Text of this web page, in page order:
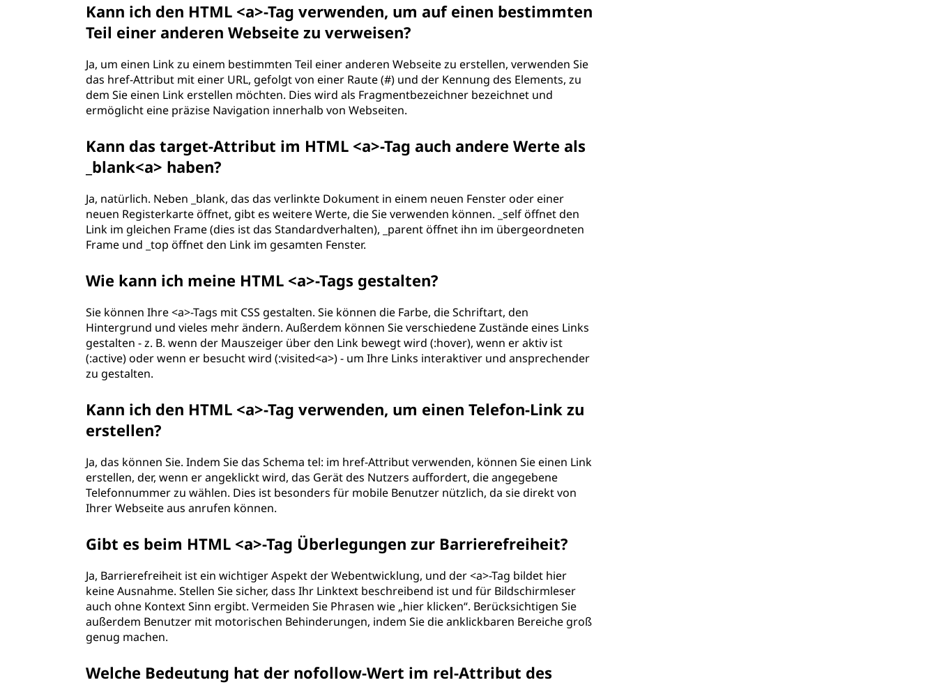
Kann ich den HTML <a>-Tag verwenden, um auf einen bestimmten
Teil einer anderen Webseite zu verweisen?
Ja, um einen Link zu einem bestimmten Teil einer anderen Webseite zu erstellen, verwenden Sie
das href-Attribut mit einer URL, gefolgt von einer Raute (#) und der Kennung des Elements, zu
dem Sie einen Link erstellen möchten. Dies wird als Fragmentbezeichner bezeichnet und
ermöglicht eine präzise Navigation innerhalb von Webseiten.
Kann das target-Attribut im HTML <a>-Tag auch andere Werte als
_blank<a> haben?
Ja, natürlich. Neben _blank, das das verlinkte Dokument in einem neuen Fenster oder einer
neuen Registerkarte öffnet, gibt es weitere Werte, die Sie verwenden können. _self öffnet den
Link im gleichen Frame (dies ist das Standardverhalten), _parent öffnet ihn im übergeordneten
Frame und _top öffnet den Link im gesamten Fenster.
Wie kann ich meine HTML <a>-Tags gestalten?
Sie können Ihre <a>-Tags mit CSS gestalten. Sie können die Farbe, die Schriftart, den
Hintergrund und vieles mehr ändern. Außerdem können Sie verschiedene Zustände eines Links
gestalten - z. B. wenn der Mauszeiger über den Link bewegt wird (:hover), wenn er aktiv ist
(:active) oder wenn er besucht wird (:visited<a>) - um Ihre Links interaktiver und ansprechender
zu gestalten.
Kann ich den HTML <a>-Tag verwenden, um einen Telefon-Link zu
erstellen?
Ja, das können Sie. Indem Sie das Schema tel: im href-Attribut verwenden, können Sie einen Link
erstellen, der, wenn er angeklickt wird, das Gerät des Nutzers auffordert, die angegebene
Telefonnummer zu wählen. Dies ist besonders für mobile Benutzer nützlich, da sie direkt von
Ihrer Webseite aus anrufen können.
Gibt es beim HTML <a>-Tag Überlegungen zur Barrierefreiheit?
Ja, Barrierefreiheit ist ein wichtiger Aspekt der Webentwicklung, und der <a>-Tag bildet hier
keine Ausnahme. Stellen Sie sicher, dass Ihr Linktext beschreibend ist und für Bildschirmleser
auch ohne Kontext Sinn ergibt. Vermeiden Sie Phrasen wie „hier klicken“. Berücksichtigen Sie
außerdem Benutzer mit motorischen Behinderungen, indem Sie die anklickbaren Bereiche groß
genug machen.
Welche Bedeutung hat der nofollow-Wert im rel-Attribut des